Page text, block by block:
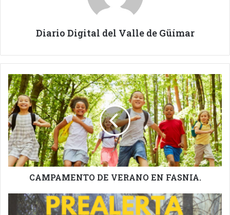
Diario Digital del Valle de Güímar
CAMPAMENTO
DE
VERANO
EN
FASNIA.
CAMPAMENTO DE VERANO EN FASNIA.
SIGUE